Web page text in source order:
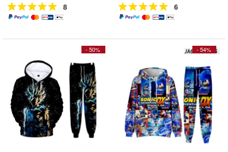
8 6
- 50% - 54%